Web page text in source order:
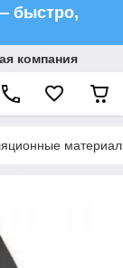
быстро,
компания